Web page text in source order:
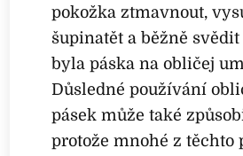
pokožka ztmavnout,
šupinatět a běžně
byla páska na obličej
Důsledné používání
pásek může také
protože mnohé z těchto